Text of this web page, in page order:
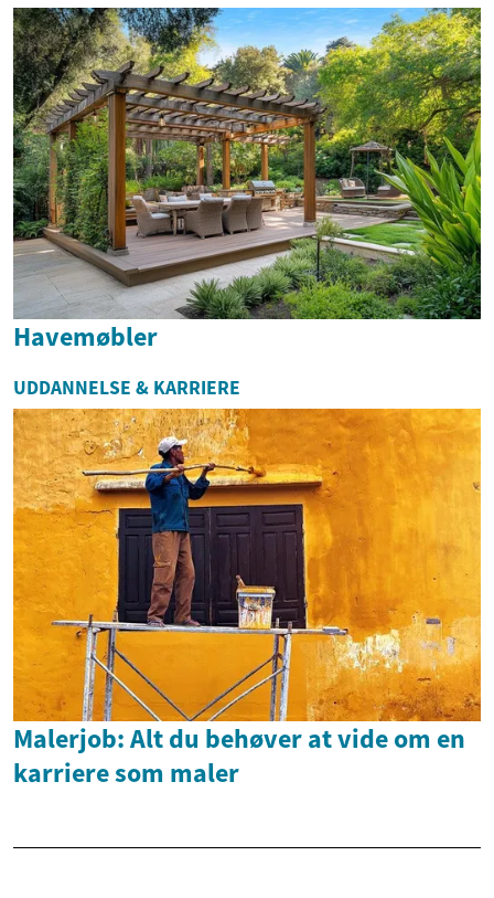
Havemøbler
UDDANNELSE & KARRIERE
Malerjob: Alt du behøver at vide om en
karriere som maler